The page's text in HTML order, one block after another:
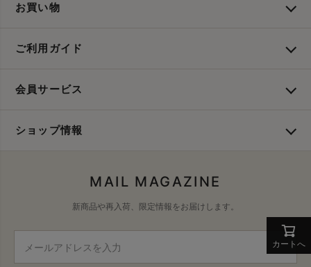
カートへ
お買い物
ご利用ガイド
会員サービス
ショップ情報
MAIL MAGAZINE
新商品や再入荷、限定情報をお届けします。